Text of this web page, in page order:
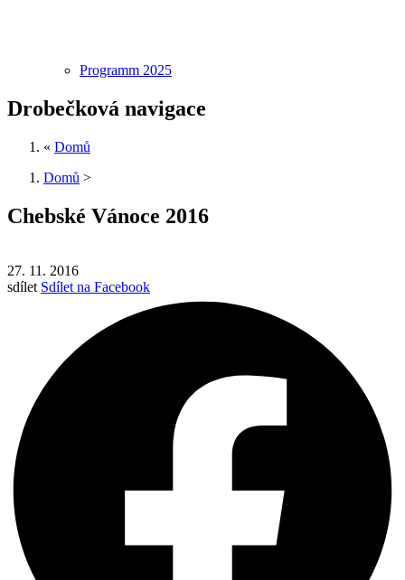
Programm 2025
Drobečková navigace
« Domů
Domů >
Chebské Vánoce 2016
27. 11. 2016
sdílet Sdílet na Facebook